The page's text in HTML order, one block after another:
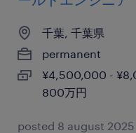
千葉, 千葉県
permanent
¥4,500,000 -
800万円
posted 8 august 2025